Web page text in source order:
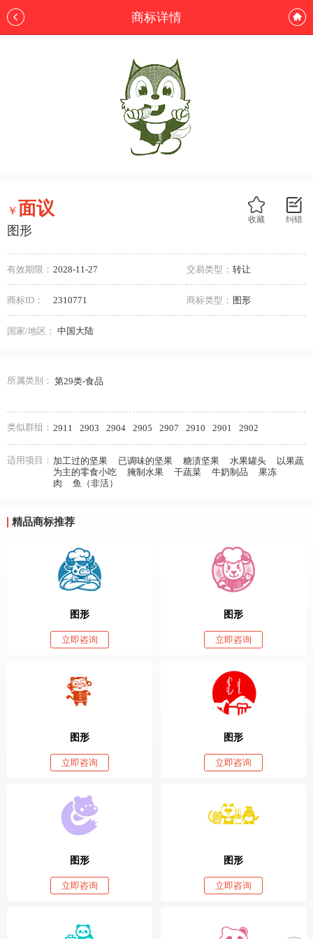
商标详情
纠错
收藏
￥面议
图形
有效期限： 2028-11-27 交易类型： 转让
商标ID： 2310771 商标类型： 图形
国家/地区： 中国大陆
所属类别： 第29类-食品
类似群组： 2911 2903 2904 2905 2907 2910 2901 2902
适用项目： 加工过的坚果 已调味的坚果 糖渍坚果 水果罐头
以果蔬
为主的零食小吃
腌制水果 干蔬菜 牛奶制品
果冻
肉
鱼（非活）
精品商标推荐
图形
立即咨询
图形
立即咨询
图形
立即咨询
图形
立即咨询
图形
立即咨询
图形
立即咨询